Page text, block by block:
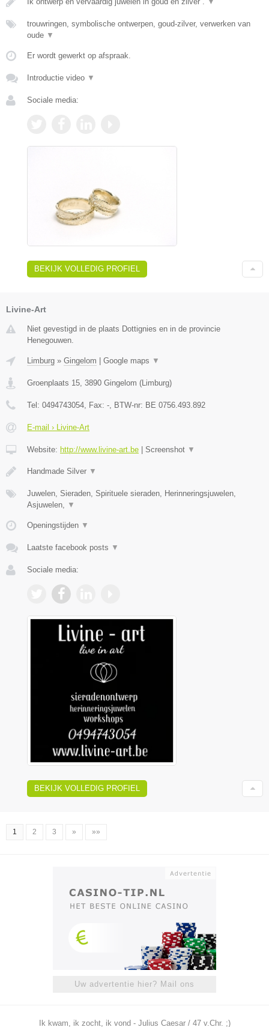
trouwringen, symbolische ontwerpen, goud-zilver, verwerken van
oude ▼
Er wordt gewerkt op afspraak.
Introductie video ▼
Sociale media:
BEKIJK VOLLEDIG PROFIEL
Livine-Art
Niet gevestigd in de plaats Dottignies en in de provincie
Henegouwen.
Limburg » Gingelom Google maps ▼
Groenplaats 15 3890 Gingelom ( Limburg)
Tel: 0494743054 , Fax: - , BTW-nr: BE 0756.493.892
E-mail › Livine-Art
Website: http://www.livine-art.be Screenshot ▼
Handmade Silver ▼
Juwelen, Sieraden, Spirituele sieraden, Herinneringsjuwelen,
Asjuwelen,
▼
Openingstijden ▼
Laatste facebook posts ▼
Sociale media:
BEKIJK VOLLEDIG PROFIEL
1 2 3 » »»
Uw advertentie hier? Mail ons
Ik kwam, ik zocht, ik vond - Julius Caesar / 47 v.Chr. ;)